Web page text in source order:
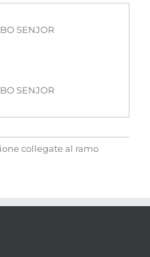
SENJOR
SENJOR
collegate al ramo